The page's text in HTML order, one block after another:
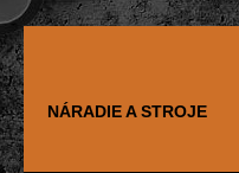
NÁRADIE A STROJE